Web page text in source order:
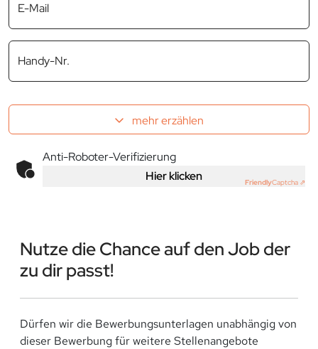
E-Mail
Handy-Nr.
mehr erzählen
Anti-Roboter-Verifizierung
Hier klicken
FriendlyCaptcha ⇗
Nutze die Chance auf den Job der
zu dir passt!
Dürfen wir die Bewerbungsunterlagen unabhängig von
dieser Bewerbung für weitere Stellenangebote